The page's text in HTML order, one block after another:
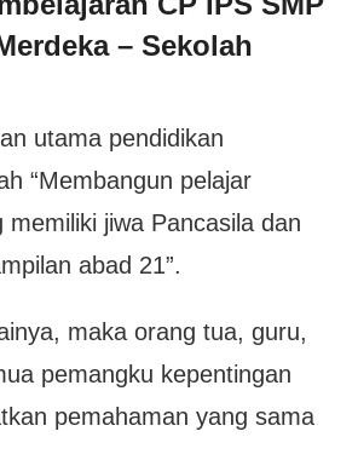
– Sekolah
utama pendidikan
“Membangun pelajar
memiliki jiwa Pancasila dan
abad 21”.
maka orang tua, guru,
pemangku kepentingan
pemahaman yang sama